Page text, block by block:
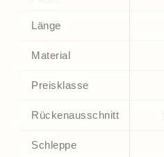
Länge
Material
Preisklasse
Rückenausschnitt
Schleppe